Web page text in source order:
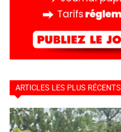
ARTICLES LES PLUS RÉCENTS